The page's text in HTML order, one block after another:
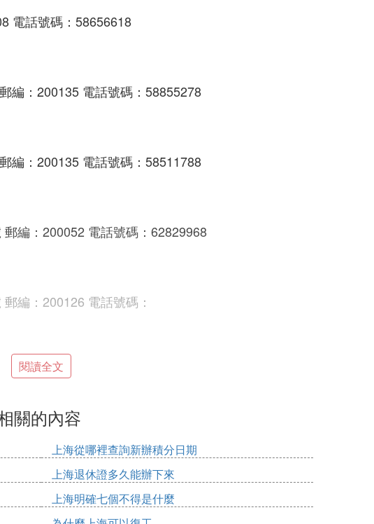
電話號碼：58656618
編：200135 電話號碼：58855278
編：200135 電話號碼：58511788
編：200052 電話號碼：62829968
編：200126 電話號碼：
200120 電話號碼：58842810
：200135 電話號碼：50754641
：201208 電話號碼：68482468
閱讀全文
關的內容
上海從哪裡查詢新辦積分日期
上海退休證多久能辦下來
上海明確七個不得是什麼